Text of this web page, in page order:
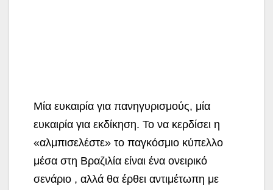
Μία ευκαιρία για πανηγυρισμούς, μία
ευκαιρία για εκδίκηση. Το να κερδίσει η
«αλμπισελέστε» το παγκόσμιο κύπελλο
μέσα στη Βραζιλία είναι ένα ονειρικό
σενάριο , αλλά θα έρθει αντιμέτωπη με